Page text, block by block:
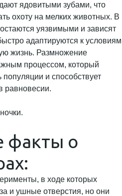
ядовитыми зубами, что
охоту на мелких животных. В
уязвимыми и зависят
адаптируются к условиям
жизнь. Размножение
процессом, который
популяции и способствует
равновесии.
факты о
в ходе которых
и ушные отверстия, но они